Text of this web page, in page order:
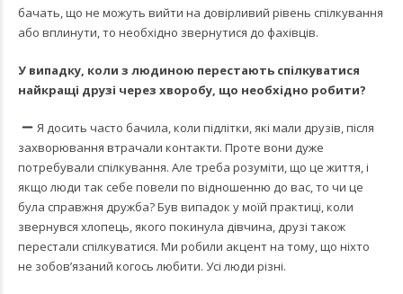
бачать, що не можуть вийти на довірливий рівень спілкування
або вплинути, то необхідно звернутися до фахівців.
У випадку, коли з людиною перестають спілкуватися
найкращі друзі через хворобу, що необхідно робити?
Я досить часто бачила, коли підлітки, які мали друзів, після
захворювання втрачали контакти. Проте вони дуже
потребували спілкування. Але треба розуміти, що це життя, і
якщо люди так себе повели по відношенню до вас, то чи це
була справжня дружба? Був випадок у моїй практиці, коли
звернувся хлопець, якого покинула дівчина, друзі також
перестали спілкуватися. Ми робили акцент на тому, що ніхто
не зобов’язаний когось любити. Усі люди різні.